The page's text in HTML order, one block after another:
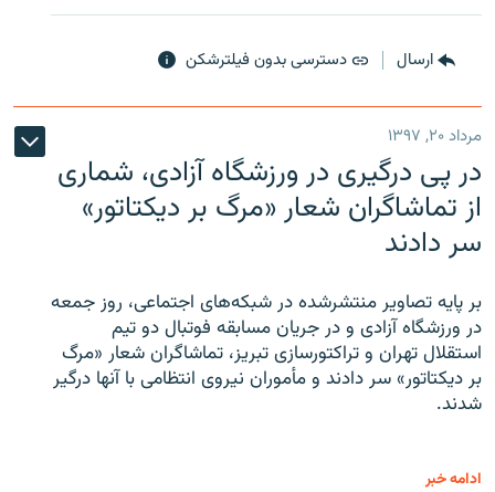
ارسال دسترسی بدون فیلترشکن
مرداد ۲۰, ۱۳۹۷
در پی درگیری در ورزشگاه آزادی، شماری
از تماشاگران شعار «مرگ بر دیکتاتور»
سر دادند
بر پایه تصاویر منتشرشده در شبکه‌های اجتماعی، روز جمعه
در ورزشگاه آزادی و در جریان مسابقه فوتبال دو تیم
استقلال تهران و تراکتورسازی تبریز، تماشاگران شعار «مرگ
بر دیکتاتور» سر دادند و مأموران نیروی انتظامی با آنها درگیر
شدند.
ادامه خبر